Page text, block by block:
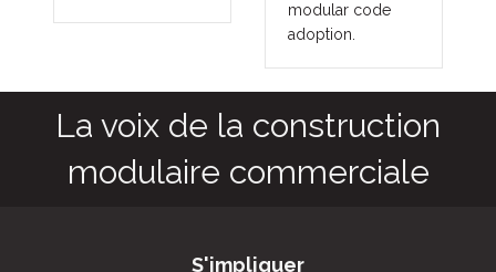
into other large
fringe areas, such
storage facilities,
grow houses,
outbuildings,
military and